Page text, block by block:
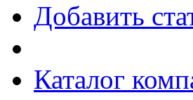
Добавить
Каталог